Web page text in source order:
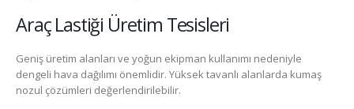
Araç Lastiği Üretim Tesisleri
Geniş üretim alanları ve yoğun ekipman kullanımı nedeniyle
dengeli hava dağılımı önemlidir. Yüksek tavanlı alanlarda kumaş
nozul çözümleri değerlendirilebilir.